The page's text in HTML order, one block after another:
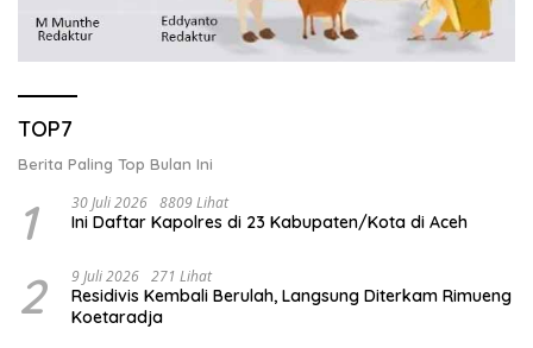
TOP7
Berita Paling Top Bulan Ini
1 30 Juli 2026 8809 Lihat
Ini Daftar Kapolres di 23 Kabupaten/Kota di Aceh
2 9 Juli 2026 271 Lihat
Residivis Kembali Berulah, Langsung Diterkam Rimueng
Koetaradja